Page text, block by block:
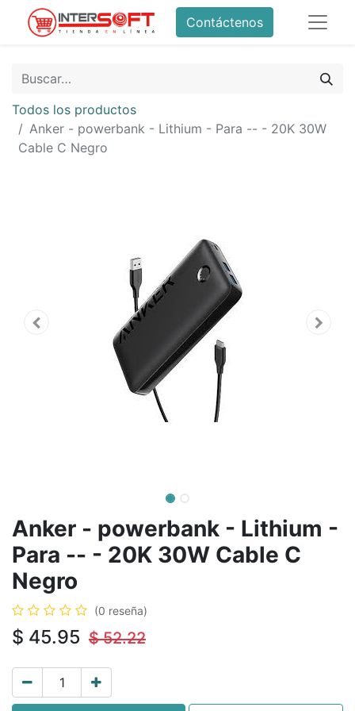
Contáctenos
Todos los productos
Anker - powerbank - Lithium - Para -- - 20K 30W
Cable C Negro
Anker - powerbank - Lithium -
Para -- - 20K 30W Cable C
Negro
(0 reseña)
$ 45.95 $52.22